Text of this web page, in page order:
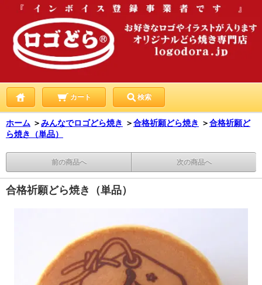
カート 検索
ホーム ＞みんなでロゴどら焼き ＞合格祈願どら焼き ＞合格祈願ど
ら焼き（単品）
前の商品へ 次の商品へ
合格祈願どら焼き（単品）